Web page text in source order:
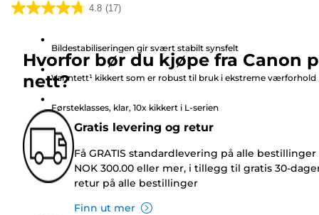
4.8 (17)
4.8
stjerner.
omtaler
Bildestabiliseringen gir svært stabilt synsfelt
Vanntett¹ kikkert som er robust til bruk i ekstreme værforhold
Førsteklasses, klar, 10x kikkert i L-serien
NOK 21,299.00
Gratis standard levering
Hvorfor bør du kjøpe fra Canon
nett?
Gratis levering og retur
Få GRATIS standardlevering på alle bestillinger
NOK 300.00 eller mer, i tillegg til gratis 30-
retur på alle bestillinger
Finn ut mer